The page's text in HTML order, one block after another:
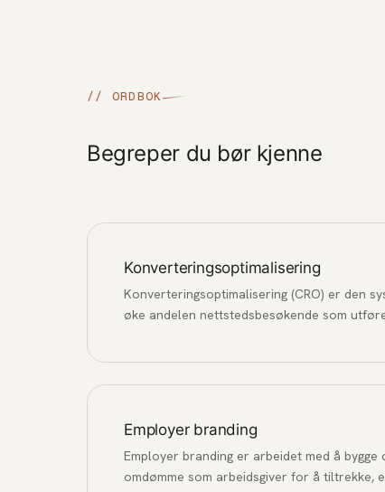
// ORDBOK
Begreper du bør kjenne
Konverteringsoptimalisering
Konverteringsoptimalisering (CRO) er den
øke andelen nettstedsbesøkende som
Employer branding
Employer branding er arbeidet med å bygge
omdømme som arbeidsgiver for å tiltrekke,